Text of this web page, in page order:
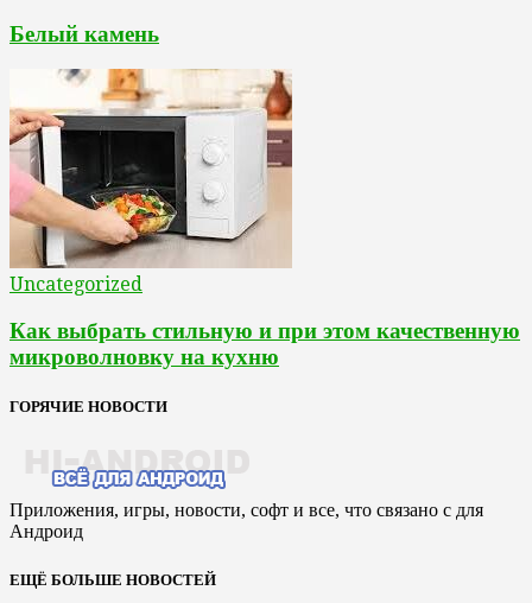
Белый камень
Uncategorized
Как выбрать стильную и при этом качественную
микроволновку на кухню
ГОРЯЧИЕ НОВОСТИ
Приложения, игры, новости, софт и все, что связано с для
Андроид
ЕЩЁ БОЛЬШЕ НОВОСТЕЙ